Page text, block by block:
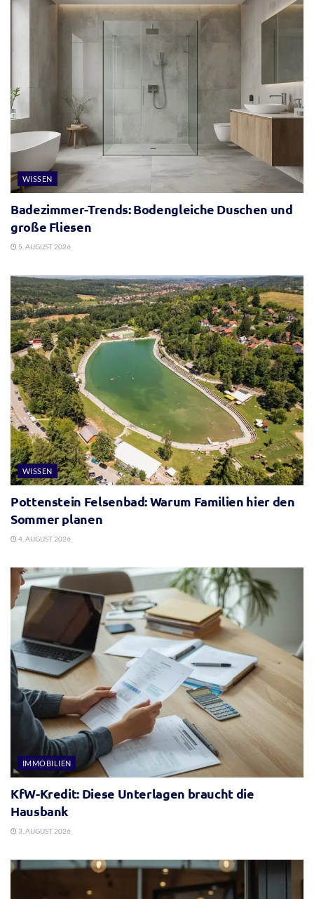
WISSEN
Badezimmer-Trends: Bodengleiche Duschen und
große Fliesen
5. AUGUST 2026
WISSEN
Pottenstein Felsenbad: Warum Familien hier den
Sommer planen
4. AUGUST 2026
IMMOBILIEN
KfW-Kredit: Diese Unterlagen braucht die
Hausbank
3. AUGUST 2026